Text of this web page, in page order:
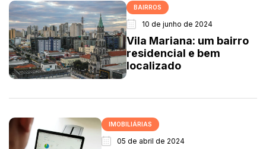
BAIRROS
10 de junho de 2024
Vila Mariana: um bairro
residencial e bem
localizado
IMOBILIÁRIAS
05 de abril de 2024